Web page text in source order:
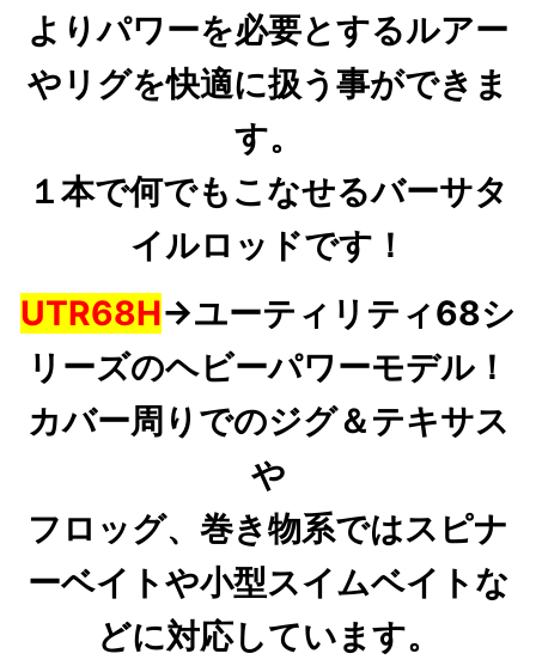
よりパワーを必要とするルアー
やリグを快適に扱う事ができま
す。
１本で何でもこなせるバーサタ
イルロッドです！
UTR68H→ユーティリティ68シ
リーズのヘビーパワーモデル！
カバー周りでのジグ＆テキサス
や
フロッグ、巻き物系ではスピナ
ーベイトや小型スイムベイトな
どに対応しています。